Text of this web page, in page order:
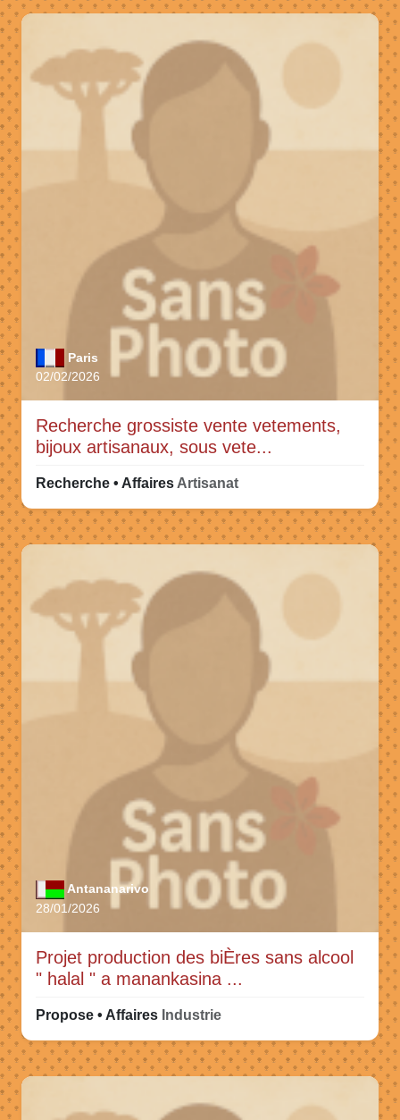
Paris
02/02/2026
Recherche grossiste vente vetements,
bijoux artisanaux, sous vete...
Recherche • AffairesArtisanat
Antananarivo
28/01/2026
Projet production des biÈres sans alcool
" halal " a manankasina ...
Propose • Affaires Industrie